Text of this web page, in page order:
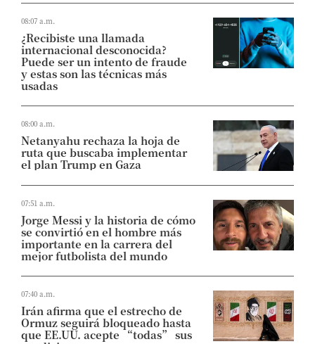
08:07 a.m.
¿Recibiste una llamada
internacional desconocida?
Puede ser un intento de fraude
y estas son las técnicas más
usadas
08:00 a.m.
Netanyahu rechaza la hoja de
ruta que buscaba implementar
el plan Trump en Gaza
07:51 a.m.
Jorge Messi y la historia de cómo
se convirtió en el hombre más
importante en la carrera del
mejor futbolista del mundo
07:40 a.m.
Irán afirma que el estrecho de
Ormuz seguirá bloqueado hasta
que EE.UU. acepte “todas” sus